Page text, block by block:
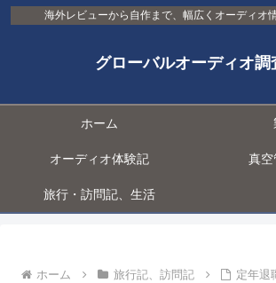
海外レビューから自作まで、幅広くオーディオ
グローバルオーディオ調
ホーム
オーディオ体験記 真空
旅行・訪問記、生活
ホーム 旅行記、訪問記
定年退